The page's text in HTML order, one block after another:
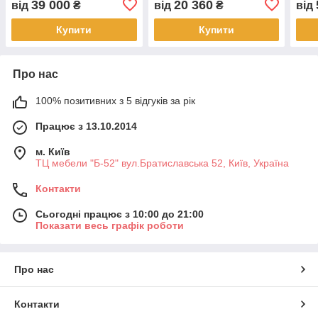
від 39 000 ₴
Купити
від 20 360₴
Купити
від
Про нас
100% позитивних з 5 відгуків за рік
Працює з 13.10.2014
м. Київ
ТЦ мебели "Б-52" вул.Братиславська 52, Київ, Україна
Контакти
Сьогодні працює з 10:00 до 21:00
Показати весь графік роботи
Про нас
Контакти